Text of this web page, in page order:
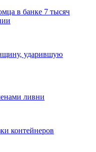
в банке 7 тысяч
ударившую
ливни
контейнеров